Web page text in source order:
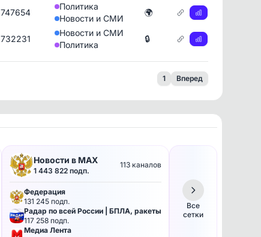
747654
Политика
Новости и СМИ
🌍
732231
Новости и СМИ
Политика
🔒
1 Вперед
Новости в MAX
1 443 822 подп.
113 каналов
Федерация
131 245 подп.
Радар по всей России | БПЛА, ракеты
117 258 подп.
Медиа Лента
Все
сетки